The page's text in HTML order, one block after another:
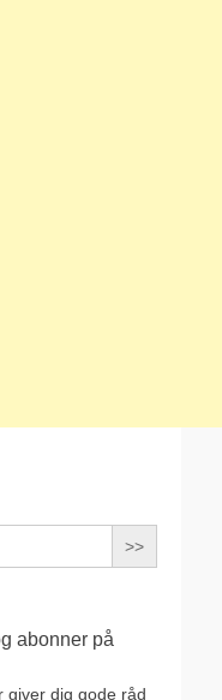
abonner på
giver dig gode råd